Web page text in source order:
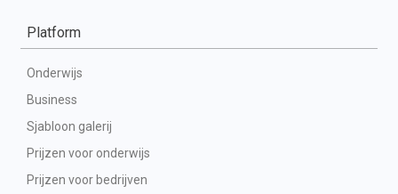
Platform
Onderwijs
Business
Sjabloon galerij
Prijzen voor onderwijs
Prijzen voor bedrijven